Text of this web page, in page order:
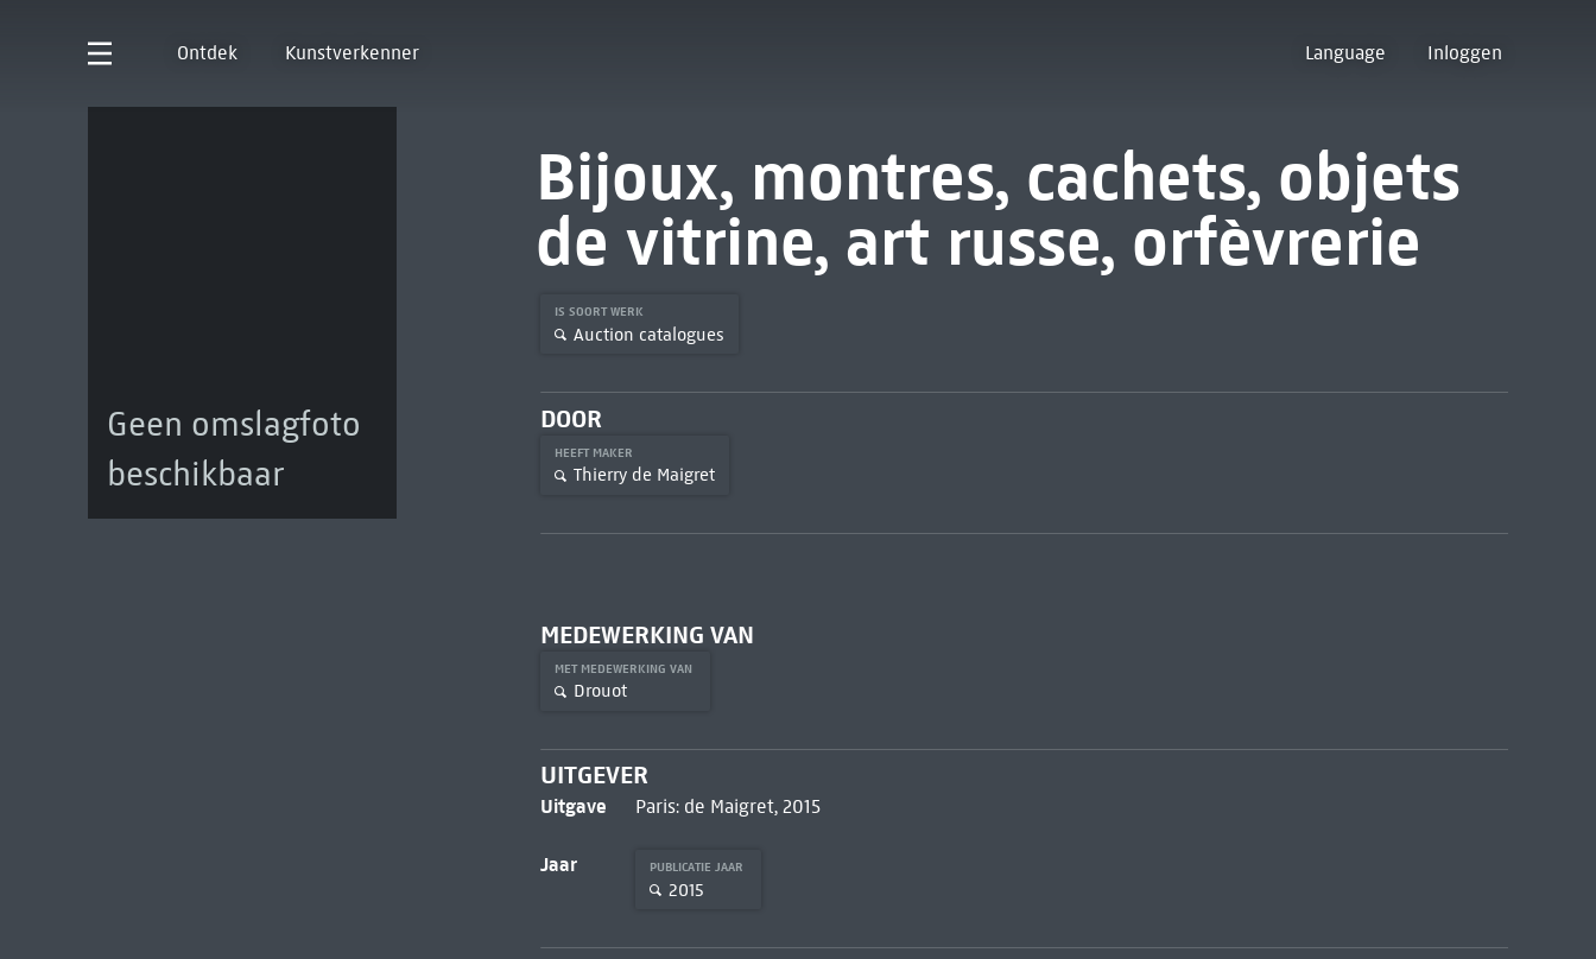
Ontdek Kunstverkenner Language Inloggen
Geen omslagfoto
beschikbaar
Bijoux, montres, cachets, objets
de vitrine, art russe, orfèvrerie
IS SOORT WERK
Auction catalogues
DOOR
HEEFT MAKER
Thierry de Maigret
MEDEWERKING VAN
MET MEDEWERKING VAN
Drouot
UITGEVER
Uitgave Paris: de Maigret, 2015
Jaar PUBLICATIE JAAR
2015